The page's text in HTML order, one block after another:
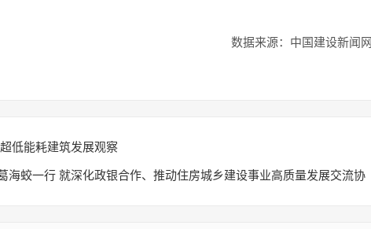
数据来源：中国建设新闻网
低能耗建筑发展观察
海蛟一行 就深化政银合作、推动住房城乡建设事业高质量发展交流协